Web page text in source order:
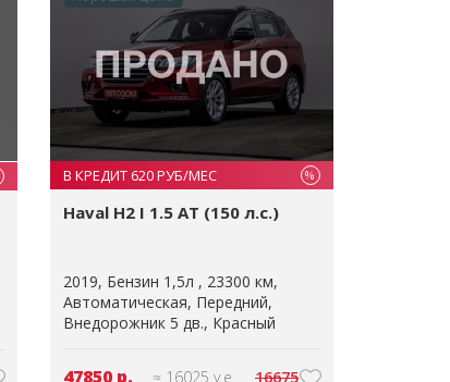
В КРЕДИТ 620 РУБ/МЕС %
Haval H2 I 1.5 AT (150 л.с.)
2019 Бензин 1,5л
23300 км
Автоматическая Передний
Внедорожник 5 дв. Красный
47850 р. ≈ 16025 у.е. 16675